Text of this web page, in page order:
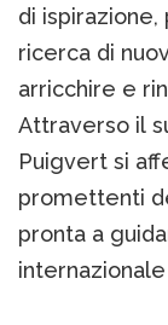
di
ricerca di
arricchire e
Attraverso il
Puigvert si
promettenti
pronta a